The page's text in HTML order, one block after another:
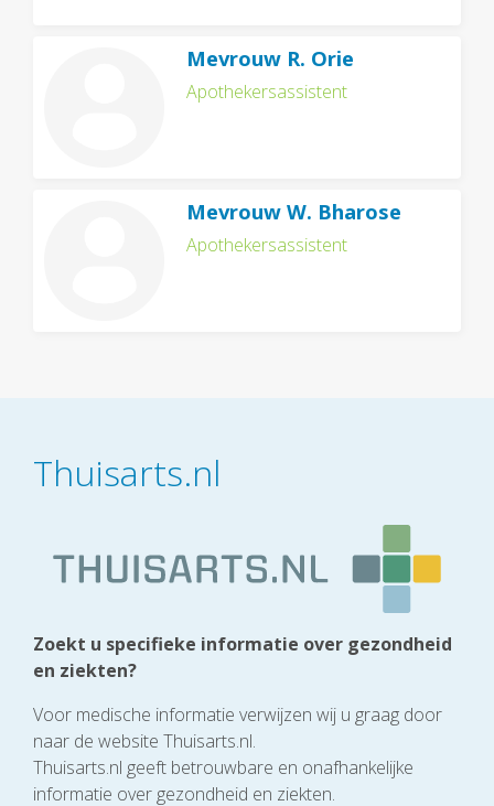
Mevrouw R. Orie
Apothekersassistent
Mevrouw W. Bharose
Apothekersassistent
Thuisarts.nl
Zoekt u specifieke informatie over gezondheid
en ziekten?
Voor medische informatie verwijzen wij u graag door
naar de website Thuisarts.nl.
Thuisarts.nl geeft betrouwbare en onafhankelijke
informatie over gezondheid en ziekten.